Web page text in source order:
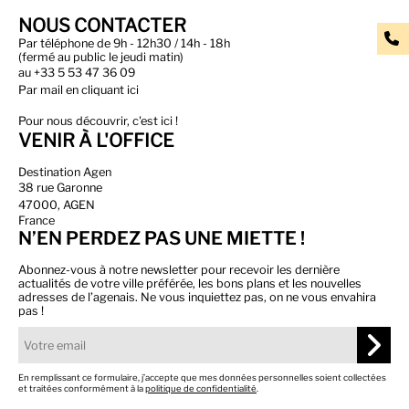
NOUS CONTACTER
Par téléphone de 9h - 12h30 / 14h - 18h
(fermé au public le jeudi matin)
au +33 5 53 47 36 09
Par mail en cliquant ici
Pour nous découvrir, c'est ici !
VENIR À L'OFFICE
Destination Agen
38 rue Garonne
47000, AGEN
France
N’EN PERDEZ PAS UNE MIETTE !
Abonnez-vous à notre newsletter pour recevoir les dernière
actualités de votre ville préférée, les bons plans et les nouvelles
adresses de l’agenais. Ne vous inquiettez pas, on ne vous envahira
pas !
En remplissant ce formulaire, j’accepte que mes données personnelles soient collectées
et traitées conformément à lapolitique de confidentialité